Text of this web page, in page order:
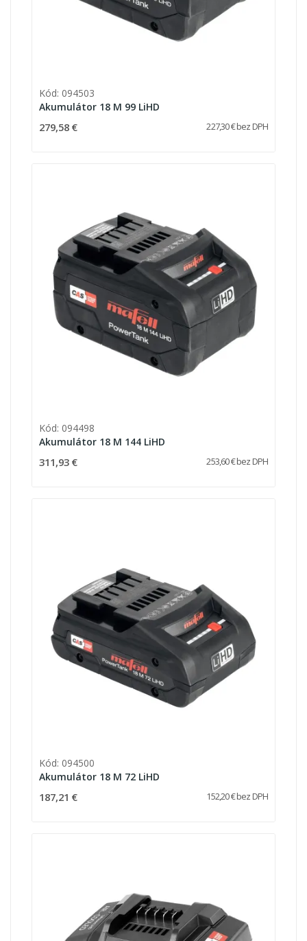
Kód: 094503
Akumulátor 18 M 99 LiHD
279,58 € 227,30 € bez DPH
Kód: 094498
Akumulátor 18 M 144 LiHD
311,93 € 253,60 € bez DPH
Kód: 094500
Akumulátor 18 M 72 LiHD
187,21 € 152,20 € bez DPH